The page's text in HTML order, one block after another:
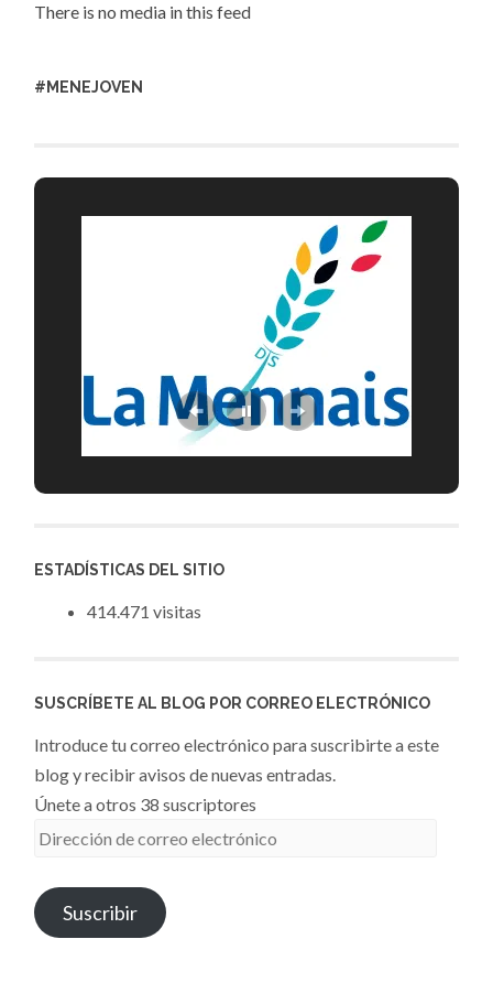
There is no media in this feed
#MENEJOVEN
ESTADÍSTICAS DEL SITIO
414.471 visitas
SUSCRÍBETE AL BLOG POR CORREO ELECTRÓNICO
Introduce tu correo electrónico para suscribirte a este
blog y recibir avisos de nuevas entradas.
Únete a otros 38 suscriptores
Dirección
correo
electrónico
Suscribir